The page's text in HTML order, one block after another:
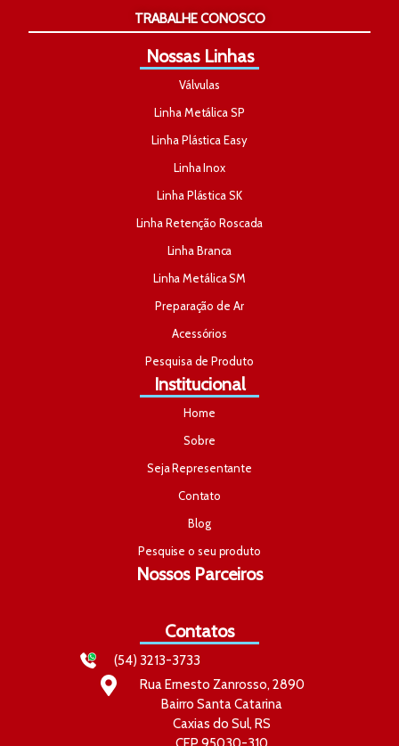
TRABALHE CONOSCO
Nossas Linhas
Válvulas
Linha Metálica SP
Linha Plástica Easy
Linha Inox
Linha Plástica SK
Linha Retenção Roscada
Linha Branca
Linha Metálica SM
Preparação de Ar
Acessórios
Pesquisa de Produto
Institucional
Home
Sobre
Seja Representante
Contato
Blog
Pesquise o seu produto
Nossos Parceiros
Contatos
(54) 3213-3733
Rua Ernesto Zanrosso, 2890
Bairro Santa Catarina
Caxias do Sul, RS